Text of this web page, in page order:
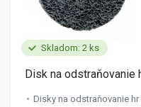
Skladom: 2 ks
Disk na odstraňovanie
Disky na odstraňovanie hr